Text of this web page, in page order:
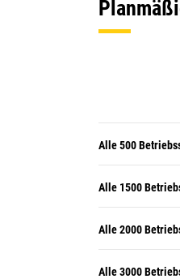
Alle 500
Alle 1500
Alle 2000
Alle 3000